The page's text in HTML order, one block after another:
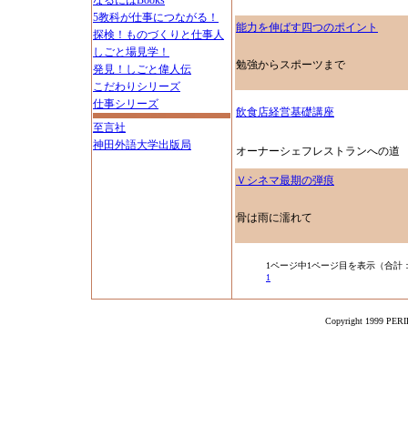
5教科が仕事につながる！
探検！ものづくりと仕事人
しごと場見学！
発見！しごと偉人伝
こだわりシリーズ
仕事シリーズ
至言社
神田外語大学出版局
能力を伸ばす四つのポイント
勉強からスポーツまで
飲食店経営基礎講座
オーナーシェフレストランへの道
Ｖシネマ最期の弾痕
骨は雨に濡れて
1ページ中1ページ目を表示（合計
1
Copyright 1999